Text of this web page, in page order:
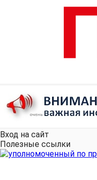
Вход на сайт
Полезные ссылки